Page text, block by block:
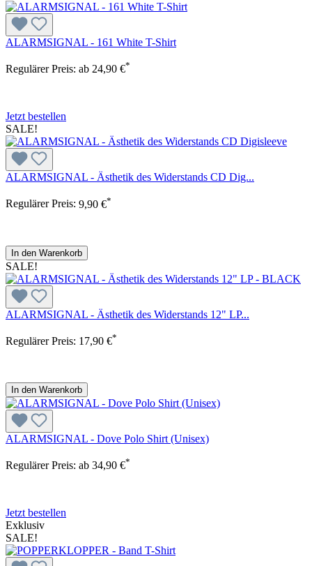
ALARMSIGNAL - 161 White T-Shirt
Regulärer Preis: ab 24,90 €*
Jetzt bestellen
SALE!
ALARMSIGNAL - Ästhetik des Widerstands CD Dig...
Regulärer Preis: 9,90 €*
In den Warenkorb
SALE!
ALARMSIGNAL - Ästhetik des Widerstands 12" LP...
Regulärer Preis: 17,90 €*
In den Warenkorb
ALARMSIGNAL - Dove Polo Shirt (Unisex)
Regulärer Preis: ab 34,90 €*
Jetzt bestellen
Exklusiv
SALE!